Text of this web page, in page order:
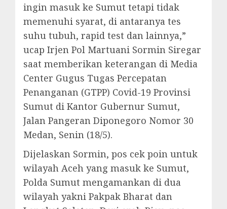
ingin masuk ke Sumut tetapi tidak
memenuhi syarat, di antaranya tes
suhu tubuh, rapid test dan lainnya,”
ucap Irjen Pol Martuani Sormin Siregar
saat memberikan keterangan di Media
Center Gugus Tugas Percepatan
Penanganan (GTPP) Covid-19 Provinsi
Sumut di Kantor Gubernur Sumut,
Jalan Pangeran Diponegoro Nomor 30
Medan, Senin (18/5).
Dijelaskan Sormin, pos cek poin untuk
wilayah Aceh yang masuk ke Sumut,
Polda Sumut mengamankan di dua
wilayah yakni Pakpak Bharat dan